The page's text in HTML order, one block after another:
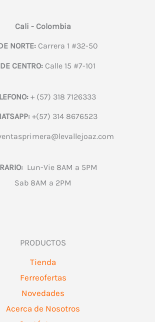
Cali - Colombia
NORTE:Carrera 1 #32-50
CENTRO: Calle 15 #7-101
+ (57) 318 7126333
+(57) 314 8676523
Lun-Vie 8AM a 5PM
Sab 8AM a 2PM
PRODUCTOS
Tienda
Ferreofertas
Novedades
Acerca de Nosotros